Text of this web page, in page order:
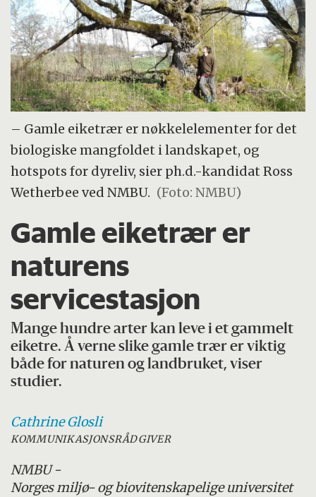
– Gamle eiketrær er nøkkelelementer for det
biologiske mangfoldet i landskapet, og
hotspots for dyreliv, sier ph.d.-kandidat Ross
Wetherbee ved NMBU. (Foto: NMBU)
Gamle eiketrær er
naturens
servicestasjon
Mange hundre arter kan leve i et gammelt
eiketre. Å verne slike gamle trær er viktig
både for naturen og landbruket, viser
studier.
Cathrine Glosli
KOMMUNIKASJONSRÅDGIVER
NMBU -
Norges miljø- og biovitenskapelige universitet